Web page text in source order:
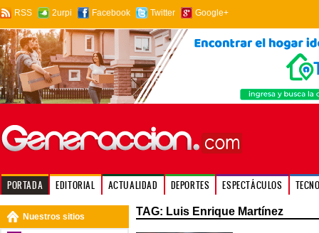
RSS 2urpi Facebook Twitter Google+
PORTADA EDITORIAL ACTUALIDAD DEPORTES ESPECTÁCULOS
Nuestros sitios TAG: Luis Enrique Martínez